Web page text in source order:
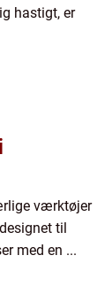
hastigt, er
værktøjer
til
med en ...